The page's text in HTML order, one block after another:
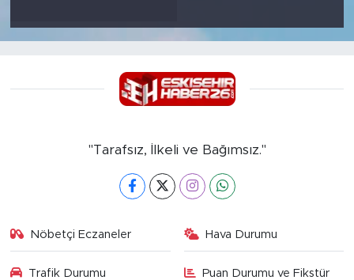
"Tarafsız, İlkeli ve Bağımsız."
Nöbetçi Eczaneler Hava Durumu
Trafik Durumu Puan Durumu ve Fikstür